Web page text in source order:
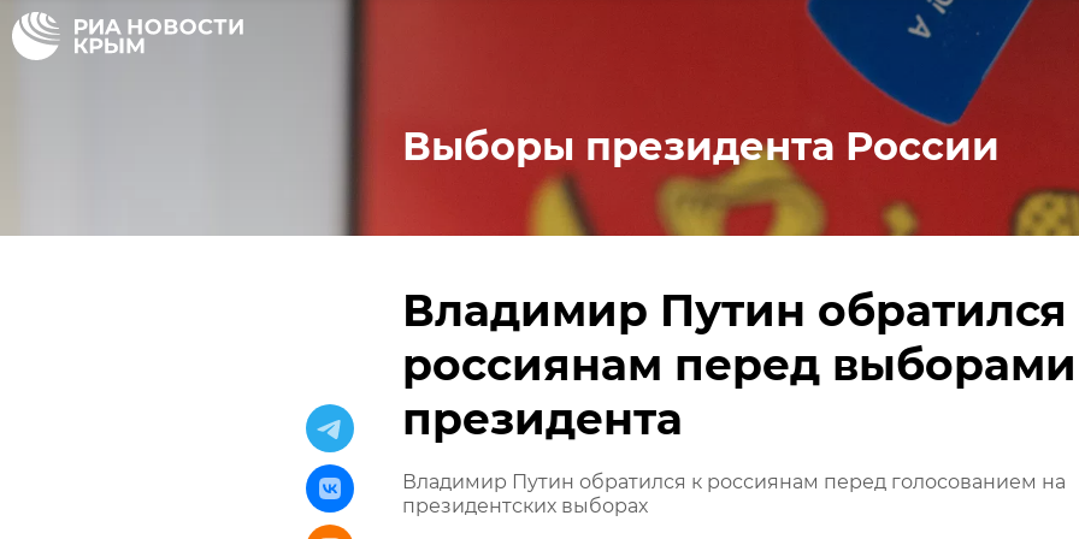
Выборы президента России
Владимир Путин обратился
россиянам перед выборами
президента
Владимир Путин обратился к россиянам перед голосованием на
президентских выборах